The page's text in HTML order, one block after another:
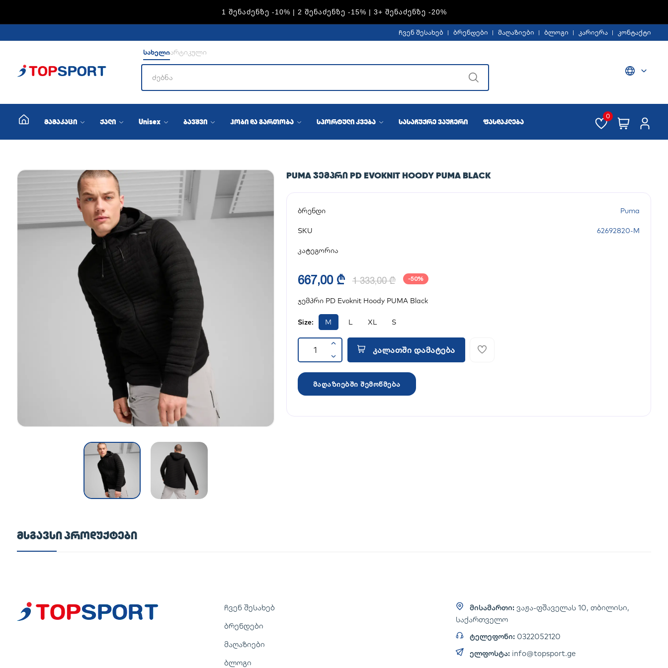
1 ᲨᲔᲜᲐᲫᲔᲜᲖᲔ -10% | 2 ᲨᲔᲜᲐᲫᲔᲜᲖᲔ -15% | 3+ ᲨᲔᲜᲐᲫᲔᲜᲖᲔ -20%
ჩვენ შესახებ ბრენდები მაღაზიები ბლოგი კარიერა კონტაქტი
სახელიარტიკული
მამაკაცი ქალი Unisex ბავშვი ჰობი და გართობა სპორტული კვება სასაჩუქრე ვაუჩერი ფასდაკლება
0
PUMA ᲯᲔᲛᲞᲠᲘ PD EVOKNIT HOODY PUMA BLACK
ბრენდი Puma
SKU 62692820-M
კატეგორია
667,00 ₾ 1 333,00 ₾ -50%
ჯემპრი PD Evoknit Hoody PUMA Black
Size: M L XL S
კალათში დამატება
მაღაზიებში შემოწმება
ᲛᲡᲒᲐᲕᲡᲘ ᲞᲠᲝᲓᲣᲥᲢᲔᲑᲘ
ჩვენ შესახებ
ბრენდები
მაღაზიები
ბლოგი
მისამართი: ვაჟა-ფშაველას 10, თბილისი,
საქართველო
ტელეფონი: 0322052120
ელფოსტა: info@topsport.ge